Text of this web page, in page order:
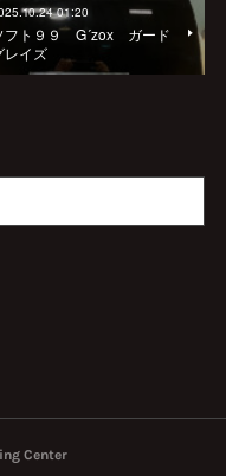
01:20
フト９９ G´zox ガード
レイズ
Center